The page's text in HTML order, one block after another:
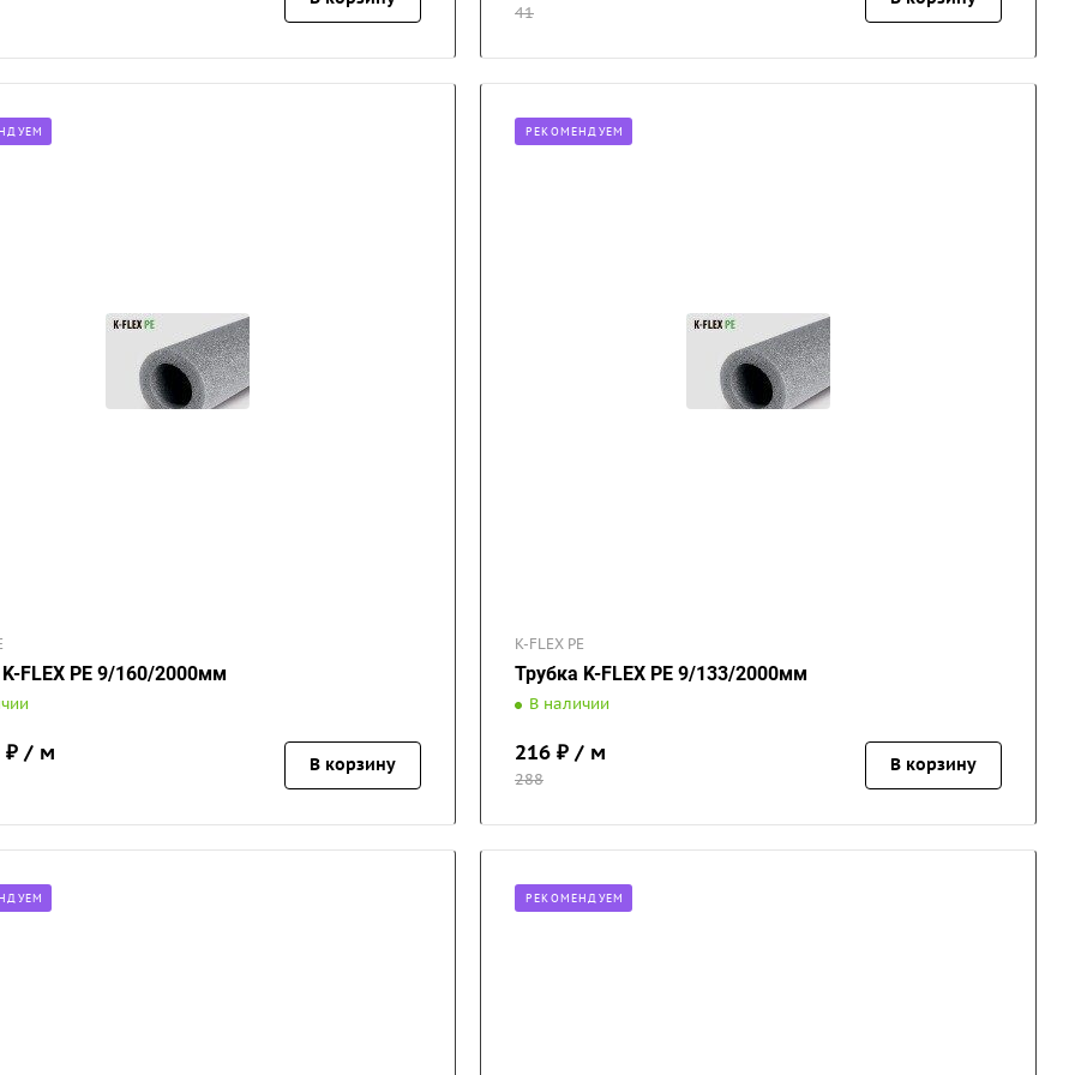
41
FLEX PE 9/160/2000мм
₽ / м В корзину
РЕКОМЕНДУЕМ
K-FLEX PE
Трубка K-FLEX PE 9/133/2000мм
В наличии
216 ₽ / м
288
В корзину
РЕКОМЕНДУЕМ